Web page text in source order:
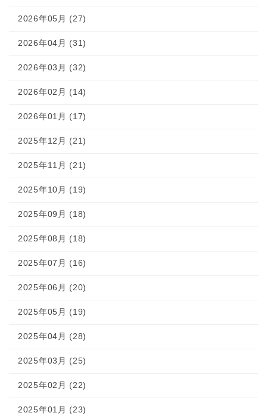
2026年05月 (27)
2026年04月 (31)
2026年03月 (32)
2026年02月 (14)
2026年01月 (17)
2025年12月 (21)
2025年11月 (21)
2025年10月 (19)
2025年09月 (18)
2025年08月 (18)
2025年07月 (16)
2025年06月 (20)
2025年05月 (19)
2025年04月 (28)
2025年03月 (25)
2025年02月 (22)
2025年01月 (23)